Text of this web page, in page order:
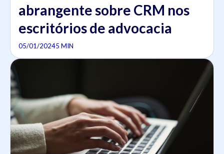
abrangente sobre CRM nos
escritórios de advocacia
05/01/20245 MIN